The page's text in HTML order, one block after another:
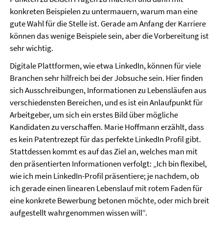
konkreten Beispielen zu untermauern, warum man eine
gute Wahl für die Stelle ist. Gerade am Anfang der Karriere
können das wenige Beispiele sein, aber die Vorbereitung ist
sehr wichtig.
Digitale Plattformen, wie etwa LinkedIn, können für viele
Branchen sehr hilfreich bei der Jobsuche sein. Hier finden
sich Ausschreibungen, Informationen zu Lebensläufen aus
verschiedensten Bereichen, und es ist ein Anlaufpunkt für
Arbeitgeber, um sich ein erstes Bild über mögliche
Kandidaten zu verschaffen. Marie Hoffmann erzählt, dass
es kein Patentrezept für das perfekte LinkedIn Profil gibt.
Stattdessen kommt es auf das Ziel an, welches man mit
den präsentierten Informationen verfolgt: „Ich bin flexibel,
wie ich mein LinkedIn-Profil präsentiere; je nachdem, ob
ich gerade einen linearen Lebenslauf mit rotem Faden für
eine konkrete Bewerbung betonen möchte, oder mich breit
aufgestellt wahrgenommen wissen will“.